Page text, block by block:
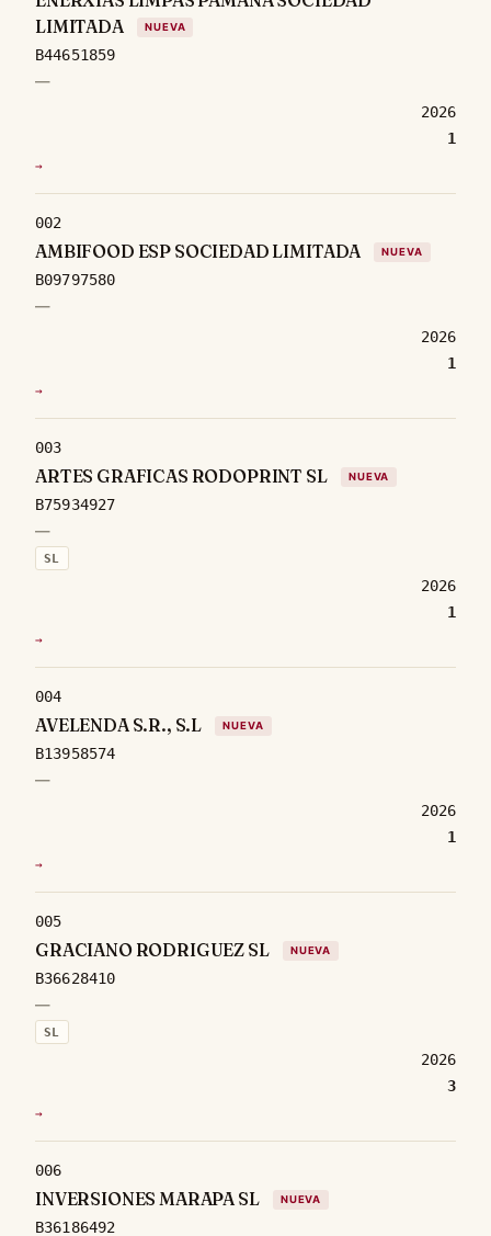
LIMITADA
NUEVA
B44651859
—
2026
1
→
002
AMBIFOOD ESP SOCIEDAD LIMITADA NUEVA
B09797580
—
2026
1
→
003
ARTES GRAFICAS RODOPRINT SL NUEVA
B75934927
—
SL
2026
1
→
004
AVELENDA S.R., S.L NUEVA
B13958574
—
2026
1
→
005
GRACIANO RODRIGUEZ SL NUEVA
B36628410
—
SL
2026
3
→
006
INVERSIONES MARAPA SL NUEVA
B36186492